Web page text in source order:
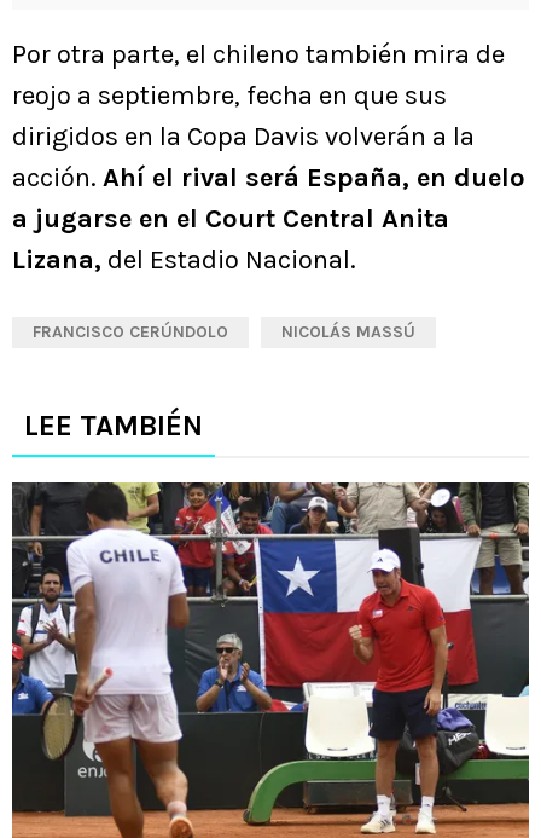
Por otra parte, el chileno también mira de
reojo a septiembre, fecha en que sus
dirigidos en la Copa Davis volverán a la
acción. Ahí el rival será España, en duelo
a jugarse en el Court Central Anita
Lizana, del Estadio Nacional.
FRANCISCO CERÚNDOLO NICOLÁS MASSÚ
LEE TAMBIÉN